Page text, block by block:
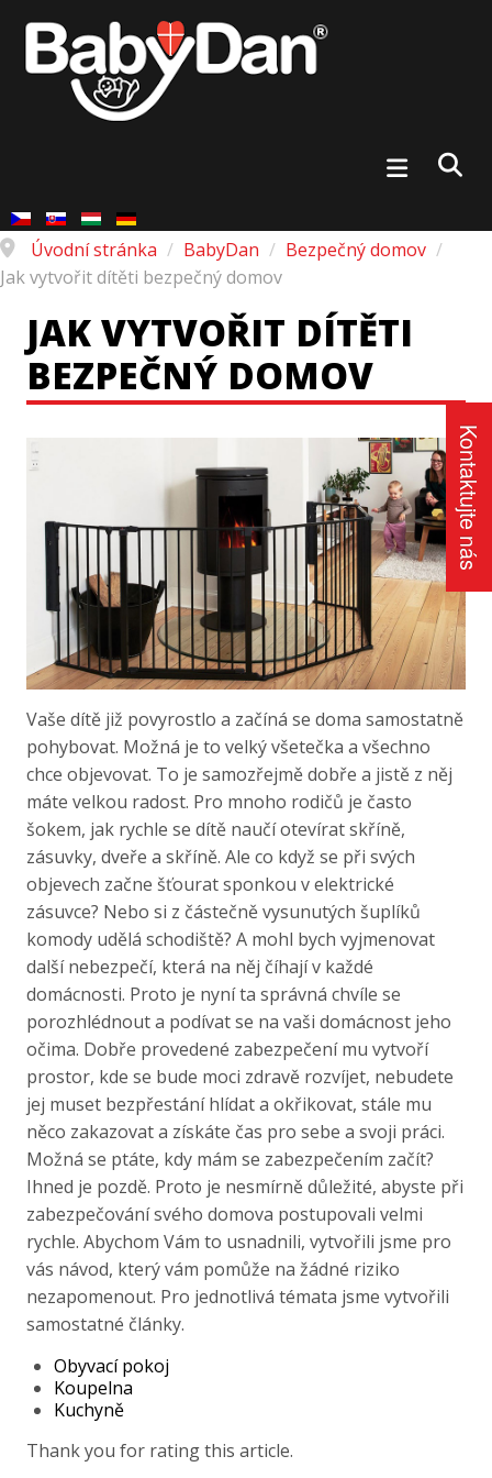
Úvodní stránka / BabyDan / Bezpečný domov /
Jak vytvořit dítěti bezpečný domov
JAK VYTVOŘIT DÍTĚTI
BEZPEČNÝ DOMOV
Vaše dítě již povyrostlo a začíná se doma samostatně
pohybovat. Možná je to velký všetečka a všechno
chce objevovat. To je samozřejmě dobře a jistě z něj
máte velkou radost. Pro mnoho rodičů je často
šokem, jak rychle se dítě naučí otevírat skříně,
zásuvky, dveře a skříně. Ale co když se při svých
objevech začne šťourat sponkou v elektrické
zásuvce? Nebo si z částečně vysunutých šuplíků
komody udělá schodiště? A mohl bych vyjmenovat
další nebezpečí, která na něj číhají v každé
domácnosti. Proto je nyní ta správná chvíle se
porozhlédnout a podívat se na vaši domácnost jeho
očima. Dobře provedené zabezpečení mu vytvoří
prostor, kde se bude moci zdravě rozvíjet, nebudete
jej muset bezpřestání hlídat a okřikovat, stále mu
něco zakazovat a získáte čas pro sebe a svoji práci.
Možná se ptáte, kdy mám se zabezpečením začít?
Ihned je pozdě. Proto je nesmírně důležité, abyste při
zabezpečování svého domova postupovali velmi
rychle. Abychom Vám to usnadnili, vytvořili jsme pro
vás návod, který vám pomůže na žádné riziko
nezapomenout. Pro jednotlivá témata jsme vytvořili
samostatné články.
Obyvací pokoj
Koupelna
Kuchyně
Thank you for rating this article.
Kontaktujte nás